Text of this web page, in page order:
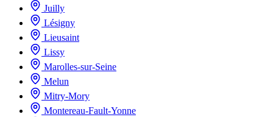
Juilly
Lésigny
Lieusaint
Lissy
Marolles-sur-Seine
Melun
Mitry-Mory
Montereau-Fault-Yonne